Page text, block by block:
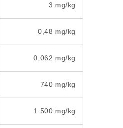
3 mg/kg
0,48 mg/kg
0,062 mg/kg
740 mg/kg
1 500 mg/kg